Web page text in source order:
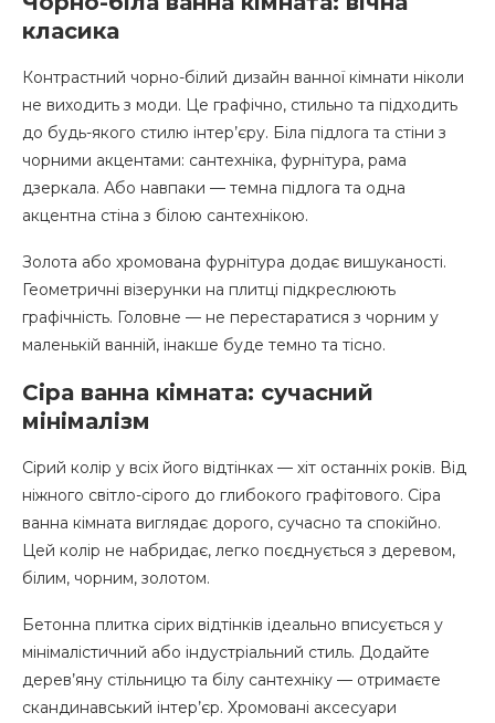
класика
Контрастний чорно-білий дизайн ванної кімнати ніколи
не виходить з моди. Це графічно, стильно та підходить
до будь-якого стилю інтер’єру. Біла підлога та стіни з
чорними акцентами: сантехніка, фурнітура, рама
дзеркала. Або навпаки — темна підлога та одна
акцентна стіна з білою сантехнікою.
Золота або хромована фурнітура додає вишуканості.
Геометричні візерунки на плитці підкреслюють
графічність. Головне — не перестаратися з чорним у
маленькій ванній, інакше буде темно та тісно.
Сіра ванна кімната: сучасний
мінімалізм
Сірий колір у всіх його відтінках — хіт останніх років. Від
ніжного світло-сірого до глибокого графітового. Сіра
ванна кімната виглядає дорого, сучасно та спокійно.
Цей колір не набридає, легко поєднується з деревом,
білим, чорним, золотом.
Бетонна плитка сірих відтінків ідеально вписується у
мінімалістичний або індустріальний стиль. Додайте
дерев’яну стільницю та білу сантехніку — отримаєте
скандинавський інтер’єр. Хромовані аксесуари